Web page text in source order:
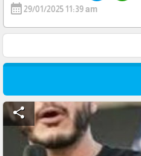
calendar_month29/01/2025 11:39 am
share